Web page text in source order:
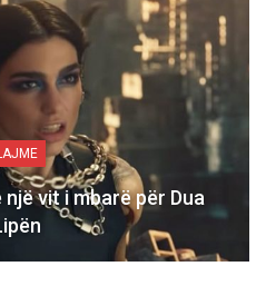
vit i mbarë për Dua